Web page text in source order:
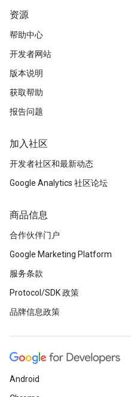
资源
帮助中心
开发者网站
版本说明
获取帮助
报告问题
加入社区
开发者社区和最新动态
Google Analytics 社区论坛
商品信息
合作伙伴门户
Google Marketing Platform
服务条款
Protocol/SDK 政策
品牌信息政策
Android